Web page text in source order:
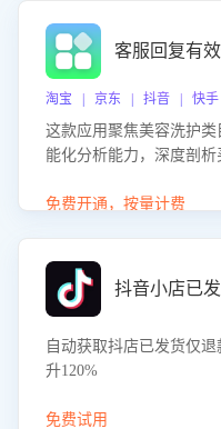
客服回复有
淘宝 | 京东 | 抖音 | 快手
这款应用聚焦美容洗护
能化分析能力，深度剖
答的有效性与完整性，输
免费开通，按量计费
自动获取抖店已发货仅
升120%
免费试用